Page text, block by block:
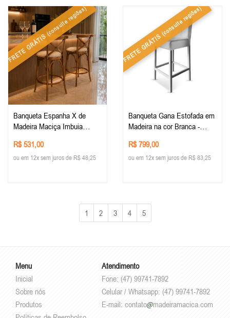
FRETE GRÁTIS
(consulte regiões)
Banqueta Espanha X de
Madeira Maciça Imbuia
R$ 531,00
ou em 12x sem juros de R$ 48,25
FRETE GRÁTIS
(consulte regiões)
Banqueta Gana Estofada em
Madeira na cor Branca -
R$ 799,00
ou em 12x sem juros de R$ 83,25
1 2 3 4 5
Menu
Inicial
Sobre nós
Produtos
Atendimento
Fone: (47) 99741-7892
Celular / Whatsapp: (47) 99741-7892
E-mail: contato madeiramacica.com